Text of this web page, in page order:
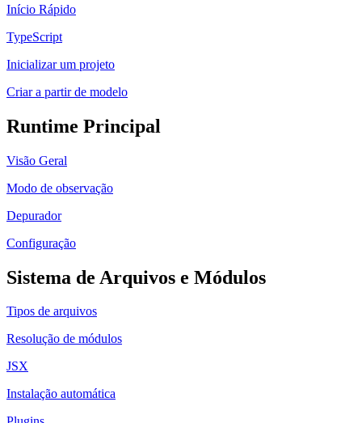
Início Rápido
TypeScript
Inicializar um projeto
Criar a partir de modelo
Runtime Principal
Visão Geral
Modo de observação
Depurador
Configuração
Sistema de Arquivos e Módulos
Tipos de arquivos
Resolução de módulos
JSX
Instalação automática